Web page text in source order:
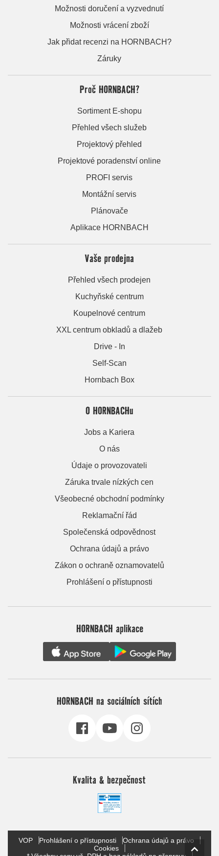
Možnosti doručení a vyzvednutí
Možnosti vrácení zboží
Jak přidat recenzi na HORNBACH?
Záruky
Proč HORNBACH?
Sortiment E-shopu
Přehled všech služeb
Projektový přehled
Projektové poradenství online
PROFI servis
Montážní servis
Plánovače
Aplikace HORNBACH
Vaše prodejna
Přehled všech prodejen
Kuchyňské centrum
Koupelnové centrum
XXL centrum obkladů a dlažeb
Drive - In
Self-Scan
Hornbach Box
O HORNBACHu
Jobs a Kariera
O nás
Údaje o provozovateli
Záruka trvale nízkých cen
Všeobecné obchodní podmínky
Reklamační řád
Společenská odpovědnost
Ochrana údajů a právo
Zákon o ochraně oznamovatelů
Prohlášení o přístupnosti
HORNBACH aplikace
HORNBACH na sociálních sítích
Kvalita & bezpečnost
VOP Prohlášení o přístupnosti
Ochrana údajů a právo
Cookies